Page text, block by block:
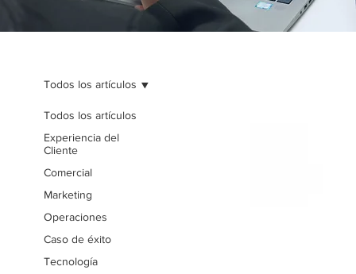
Todos los artículos
Experiencia del
Cliente
Comercial
Marketing
Operaciones
Caso de éxito
Tecnología
Todos los artículos